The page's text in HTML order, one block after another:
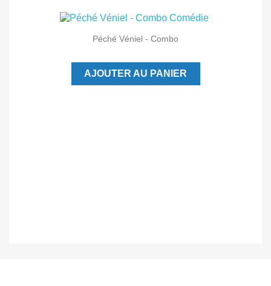
Péché Véniel - Combo
AJOUTER AU PANIER